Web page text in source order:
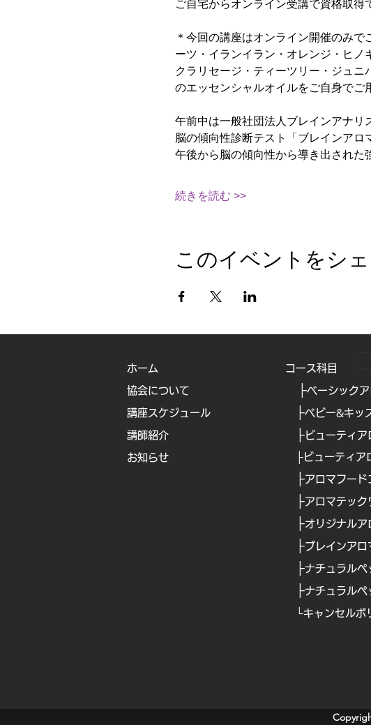
ご自宅からオンライン受講で資格取得
＊今回の講座はオンライン開催のみ
ーツ・イランイラン・オレンジ・ヒノ
クラリセージ・ティーツリー・ジュニ
のエッセンシャルオイルをご自身でご
午前中は一般社団法人ブレインアナリ
脳の傾向性診断テスト「ブレインアロ
午後から脳の傾向性から導き出された
続きを読む >>
このイベントをシ
ホーム
協会について
講座スケジュール
講師紹介
お知らせ
コース科目
├ベーシック
├ベビー&キッ
├ ビューティ
├ ビューティア
├アロマフード
├アロマテック
├オリジナルア
├ブレインアロ
├ナチュラルペ
├ナチュラルペ
└キャンセルポ